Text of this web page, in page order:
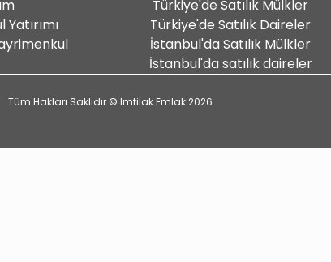
Türkiye'de Satılık Mülkler
Türkiye'de Satılık Daireler
İstanbul'da Satılık Mülkler
İstanbul'da satılık daireler
Tüm Hakları Saklıdır © Imtilak Emlak 2026